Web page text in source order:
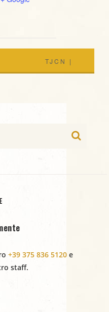
TJCN |
“GRAMSCI
+39 375 836 5120 e
staff.